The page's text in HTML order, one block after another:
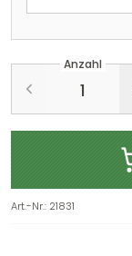
Anzahl
Art.-Nr.: 21831